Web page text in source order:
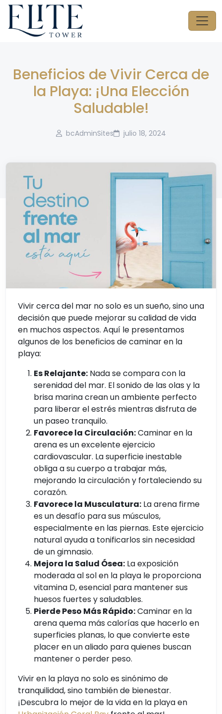
Beneficios de Vivir Cerca de
la Playa: ¡Una Elección
Saludable!
bcAdminSites julio 18, 2024
Vivir cerca del mar no solo es un sueño, sino una
decisión que puede mejorar su calidad de vida
en muchos aspectos. Aquí le presentamos
algunos de los beneficios de caminar en la
playa:
Es Relajante: Nada se compara con la
serenidad del mar. El sonido de las olas y la
brisa marina crean un ambiente perfecto
para liberar el estrés mientras disfruta de
un paseo tranquilo.
Favorece la Circulación:Caminar en la
arena es un excelente ejercicio
cardiovascular. La superficie inestable
obliga a su cuerpo a trabajar más,
mejorando la circulación y fortaleciendo su
corazón.
Favorece la Musculatura: La arena firme
es un desafío para sus músculos,
especialmente en las piernas. Este ejercicio
natural ayuda a tonificarlos sin necesidad
de un gimnasio.
Mejora la Salud Ósea: La exposición
moderada al sol en la playa le proporciona
vitamina D, esencial para mantener sus
huesos fuertes y saludables.
Pierde Peso Más Rápido:Caminar en la
arena quema más calorías que hacerlo en
superficies planas, lo que convierte este
placer en un aliado para quienes buscan
mantener o perder peso.
Vivir en la playa no solo es sinónimo de
tranquilidad, sino también de bienestar.
¡Descubra lo mejor de la vida en la playa en